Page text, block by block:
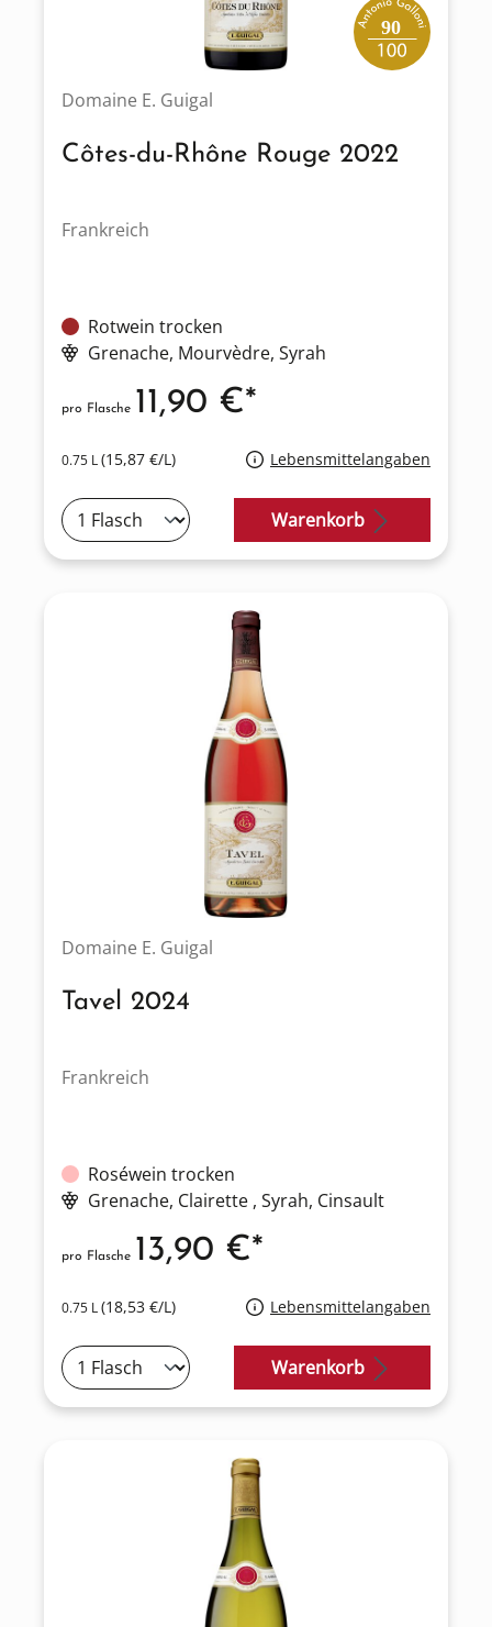
90
Domaine E. Guigal
Côtes-du-Rhône Rouge 2022
Frankreich
Rotwein trocken
Grenache, Mourvèdre, Syrah
0.75 L(15,87 €/L) Lebensmittelangaben
pro Flasche 11,90 €*
Warenkorb
Domaine E. Guigal
Tavel 2024
Frankreich
Roséwein trocken
Grenache, Clairette , Syrah, Cinsault
0.75 L(18,53 €/L) Lebensmittelangaben
pro Flasche 13,90 €*
Warenkorb